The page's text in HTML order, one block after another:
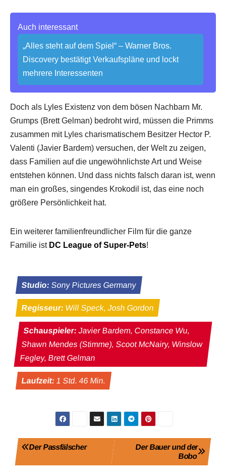
Auch interessant
„Alles steht auf dem Spiel“ – Warner Bros.
Discovery bestätigt Verkaufspläne und lockt
mehrere Interessenten
Doch als Lyles Existenz von dem bösen Nachbarn Mr.
Grumps (Brett Gelman) bedroht wird, müssen die Primms
zusammen mit Lyles charismatischem Besitzer Hector P.
Valenti (Javier Bardem) versuchen, der Welt zu zeigen,
dass Familien auf die ungewöhnlichste Art und Weise
entstehen können. Und dass nichts falsch daran ist, wenn
man ein großes, singendes Krokodil ist, das eine noch
größere Persönlichkeit hat.
Ein weiterer familienfreundlicher Film für die ganze
Familie ist DC League of Super-Pets!
Studio:Sony Pictures Germany
Regisseur:Will Speck, Josh Gordon
Schauspieler:Javier Bardem, Constance Wu,
Shawn Mendes (Stimme), Scoot McNairy, Winslow
Fegley, Brett Gelman
Laufzeit:1 Std. 46 Min.
BeitragsnavigationDer Bauer und der
Bobo
Der Passfälscher